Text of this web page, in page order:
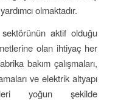
olmaktadır.
aktif olduğu
olan ihtiyaç her
bakım çalışmaları,
ve elektrik altyapı
yoğun şekilde